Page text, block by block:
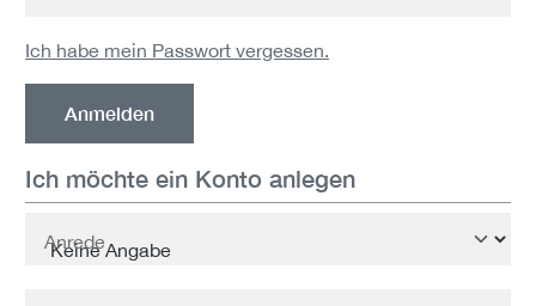
Ich habe mein Passwort vergessen.
Anmelden
Ich möchte ein Konto anlegen
Persönliche Informationen
Anrede